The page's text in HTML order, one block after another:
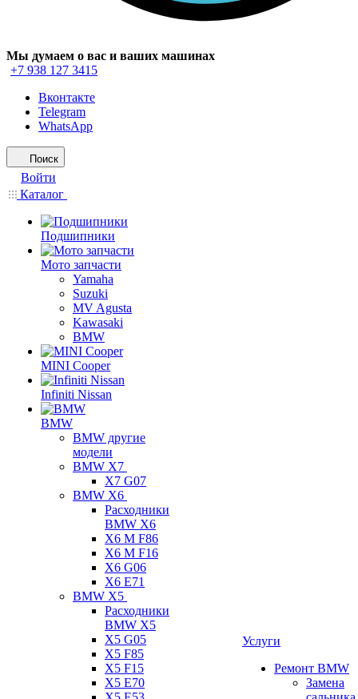
Мы думаем о вас и ваших машинах
+7 938 127 3415
Вконтакте
Telegram
WhatsApp
Поиск
Войти
Каталог
Подшипники
Мото запчасти
Yamaha
Suzuki
MV Agusta
Kawasaki
BMW
MINI Cooper
Infiniti Nissan
BMW
BMW другие
модели
BMW X7
X7 G07
BMW X6
Расходники
BMW X6
X6 M F86
X6 M F16
X6 G06
X6 E71
BMW X5
Расходники
BMW X5
X5 G05
X5 F85
X5 F15
X5 E70
Услуги
Ремонт BMW
Замена